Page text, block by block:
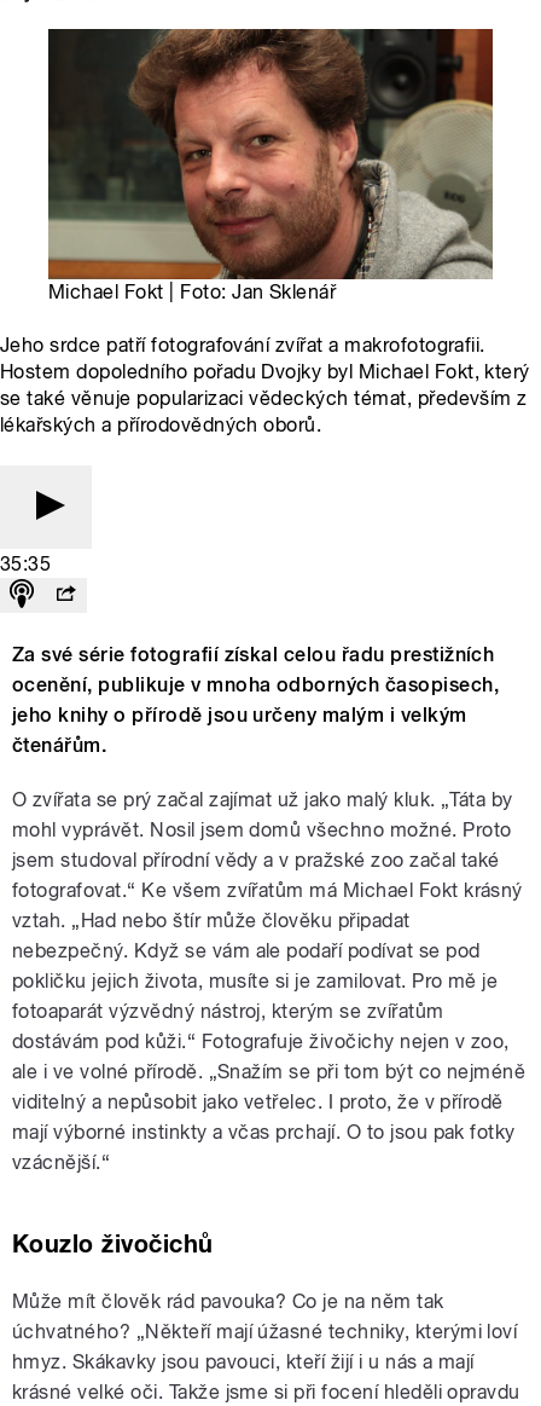
Michael Fokt | Foto: Jan Sklenář
Jeho srdce patří fotografování zvířat a makrofotografii.
Hostem dopoledního pořadu Dvojky byl Michael Fokt, který
se také věnuje popularizaci vědeckých témat, především z
lékařských a přírodovědných oborů.
35:35
Za své série fotografií získal celou řadu prestižních
ocenění, publikuje v mnoha odborných časopisech,
jeho knihy o přírodě jsou určeny malým i velkým
čtenářům.
O zvířata se prý začal zajímat už jako malý kluk. „Táta by
mohl vyprávět. Nosil jsem domů všechno možné. Proto
jsem studoval přírodní vědy a v pražské zoo začal také
fotografovat.“ Ke všem zvířatům má Michael Fokt krásný
vztah. „Had nebo štír může člověku připadat
nebezpečný. Když se vám ale podaří podívat se pod
pokličku jejich života, musíte si je zamilovat. Pro mě je
fotoaparát výzvědný nástroj, kterým se zvířatům
dostávám pod kůži.“ Fotografuje živočichy nejen v zoo,
ale i ve volné přírodě. „Snažím se při tom být co nejméně
viditelný a nepůsobit jako vetřelec. I proto, že v přírodě
mají výborné instinkty a včas prchají. O to jsou pak fotky
vzácnější.“
Kouzlo živočichů
Může mít člověk rád pavouka? Co je na něm tak
úchvatného? „Někteří mají úžasné techniky, kterými loví
hmyz. Skákavky jsou pavouci, kteří žijí i u nás a mají
krásné velké oči. Takže jsme si při focení hleděli opravdu